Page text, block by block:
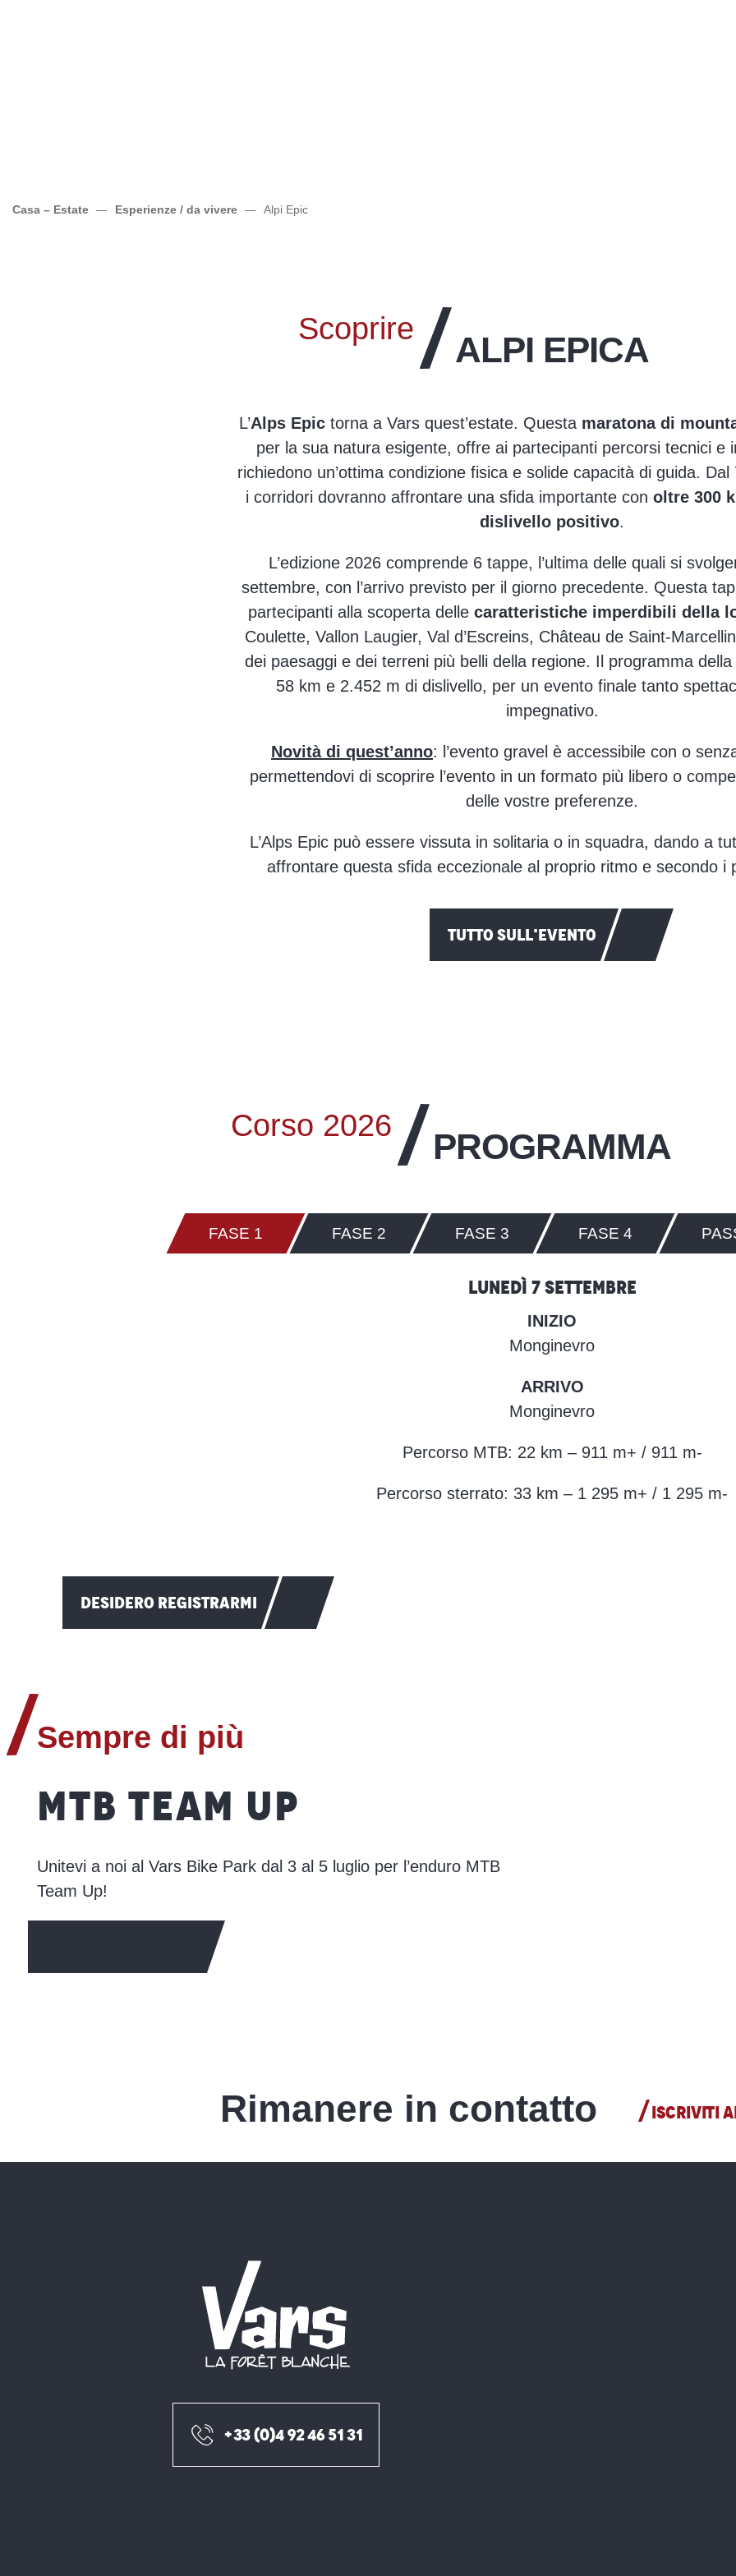
Casa – Estate Esperienze / da vivere Alpi Epic
Scoprire
ALPI EPICA
L’Alps Epictorna a Vars quest’estate. Questa maratona di
per la sua natura esigente, offre ai partecipanti percorsi tecnici e
richiedono un’ottima condizione fisica e solide capacità di guida.
i corridori dovranno affrontare una sfida importante con oltre 300
dislivello positivo.
L’edizione 2026 comprende 6 tappe, l’ultima delle quali si
settembre, con l’arrivo previsto per il giorno precedente. Questa
partecipanti alla scoperta delle caratteristiche imperdibili della
Coulette, Vallon Laugier, Val d’Escreins, Château de Saint-
dei paesaggi e dei terreni più belli della regione. Il programma
58 km e 2.452 m di dislivello, per un evento finale tanto
impegnativo.
Novità di quest’anno: l’evento gravel è accessibile con o
permettendovi di scoprire l’evento in un formato più libero o
delle vostre preferenze.
L’Alps Epic può essere vissuta in solitaria o in squadra, dando a
affrontare questa sfida eccezionale al proprio ritmo e secondo i
TUTTO SULL'EVENTO
Corso 2026
PROGRAMMA
FASE 1 FASE 2 FASE 3 FASE 4
Lunedì 7 settembre
INIZIO
Monginevro
ARRIVO
Monginevro
Percorso MTB: 22 km – 911 m+ / 911 m-
Percorso sterrato: 33 km – 1 295 m+ / 1 295 m-
DESIDERO REGISTRARMI
Sempre di più
MTB TEAM UP
Unitevi a noi al Vars Bike Park dal 3 al 5 luglio per l’enduro MTB
Team Up!
Rimanere in contatto ISCRIVITI
+33 (0)4 92 46 51 31